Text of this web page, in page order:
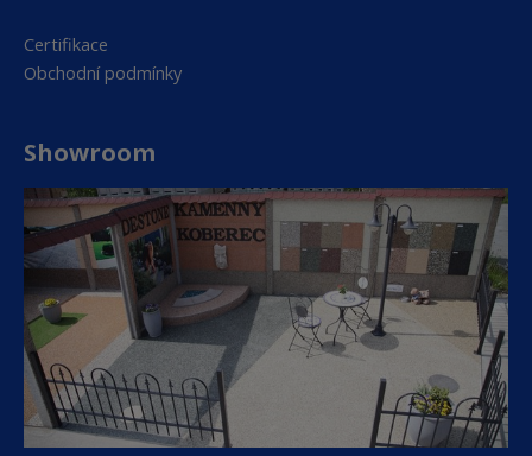
Certifikace
Obchodní podmínky
Showroom